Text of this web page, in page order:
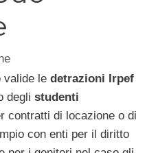
valide le detrazioni Irpef
degli studenti
contratti di locazione o di
con enti per il diritto